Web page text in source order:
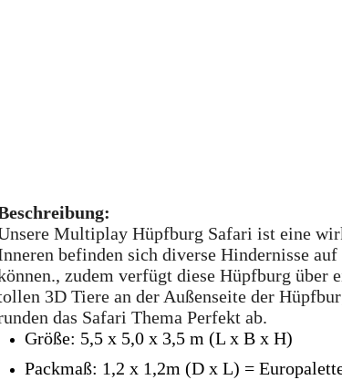
Multiplay Hüpfburg Safari ist eine
befinden sich diverse Hindernisse
zudem verfügt diese Hüpfburg über
3D Tiere an der Außenseite der
das Safari Thema Perfekt ab.
Größe: 5,5 x 5,0 x 3,5 m (L x B x H)
Packmaß: 1,2 x 1,2m (D x L) =